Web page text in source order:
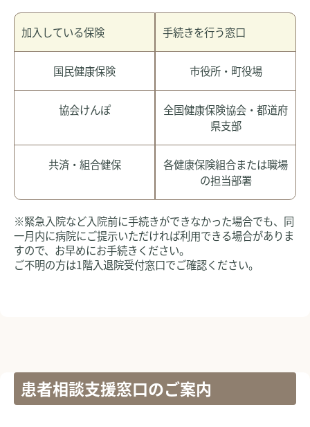
加入している保険 手続きを行う窓口
国民健康保険 市役所・町役場
協会けんぽ
全国健康保険協会・都道府
県支部
共済・組合健保
各健康保険組合または職場
の担当部署
※緊急入院など入院前に手続きができなかった場合でも、同
一月内に病院にご提示いただければ利用できる場合がありま
すので、お早めにお手続きください。
ご不明の方は1階入退院受付窓口でご確認ください。
患者相談支援窓口のご案内